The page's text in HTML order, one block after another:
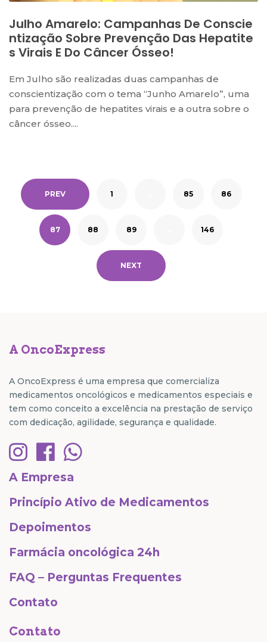
Julho Amarelo: Campanhas De Conscie
Ntização Sobre Prevenção Das Hepatite
S Virais E Do Câncer Ósseo!
Em Julho são realizadas duas campanhas de
conscientização com o tema “Junho Amarelo”, uma
para prevenção de hepatites virais e a outra sobre o
câncer ósseo....
PREV 1 85 86
87 88 89 146
NEXT
A OncoExpress
A OncoExpress é uma empresa que comercializa
medicamentos oncológicos e medicamentos especiais e
tem como conceito a excelência na prestação de serviço
com dedicação, agilidade, segurança e qualidade.
A Empresa
Princípio Ativo de Medicamentos
Depoimentos
Farmácia oncológica 24h
FAQ – Perguntas Frequentes
Contato
Contato